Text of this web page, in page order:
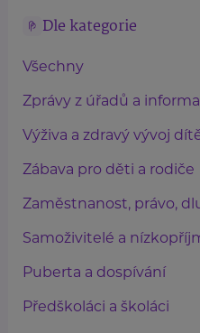
Dle kategorie
Všechny
Zprávy z úřadů a
Výživa a zdravý vývoj
Zábava pro děti a rodiče
Zaměstnanost, právo,
Samoživitelé a
Puberta a dospívání
Předškoláci a školáci